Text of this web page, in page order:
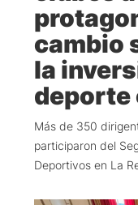
cambio
la
deporte
Más de 350
participaron del
Deportivos en La